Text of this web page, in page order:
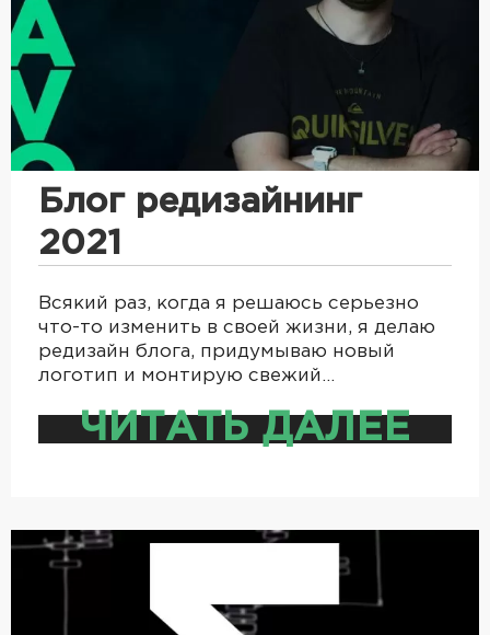
Блог редизайнинг
2021
Всякий раз, когда я решаюсь серьезно
что-то изменить в своей жизни, я делаю
редизайн блога, придумываю новый
логотип и монтирую свежий…
ЧИТАТЬ ДАЛЕЕ